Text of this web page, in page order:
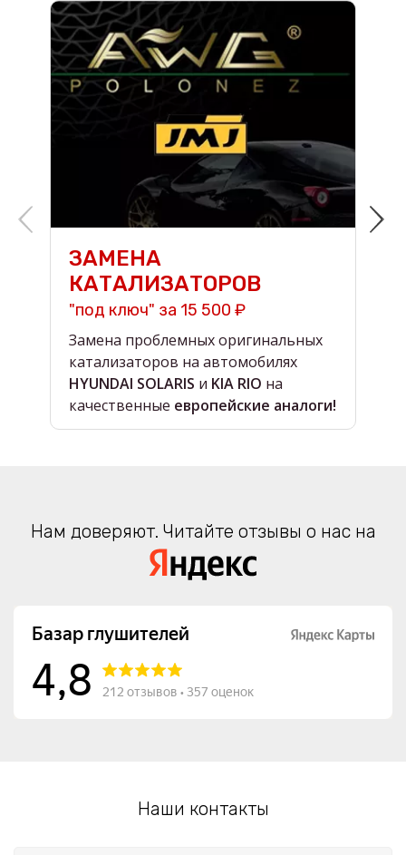
ЗАМЕНА
КАТАЛИЗАТОРОВ
"под ключ" за 15 500 ₽
Замена проблемных оригинальных
катализаторов на автомобилях
HYUNDAI SOLARIS и KIA RIO на
качественные европейские аналоги!
Нам доверяют. Читайте отзывы о нас на
Наши контакты